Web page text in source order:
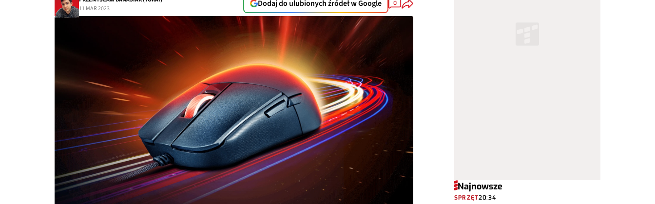
11 MAR 2023
Dodaj do ulubionych źródeł w Google 0
Najnowsze
SPRZĘT20:34